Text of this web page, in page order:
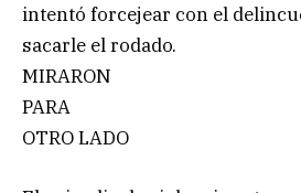
intentó forcejear con el
sacarle el rodado.
MIRARON
PARA
OTRO LADO